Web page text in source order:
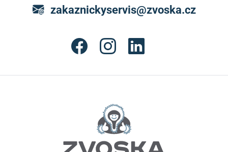
zakaznickyservis@zvoska.cz